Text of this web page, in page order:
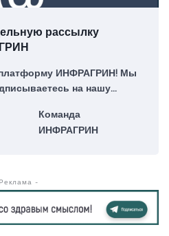
рассылку
ИНФРАГРИН! Мы
на нашу
Команда
ИНФРАГРИН
-